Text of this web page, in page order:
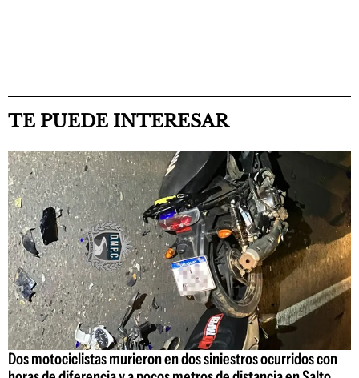
TE PUEDE INTERESAR
Dos motociclistas murieron en dos siniestros ocurridos con